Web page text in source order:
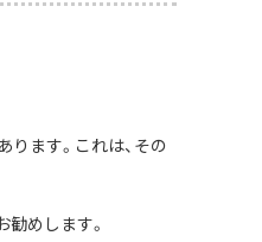
ます。これは、その
めします。